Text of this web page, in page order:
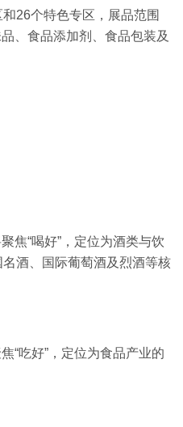
26个特色专区，展品范围
、食品添加剂、食品包装及
焦“喝好”，定位为酒类与饮
名酒、国际葡萄酒及烈酒等核
“吃好”，定位为食品产业的